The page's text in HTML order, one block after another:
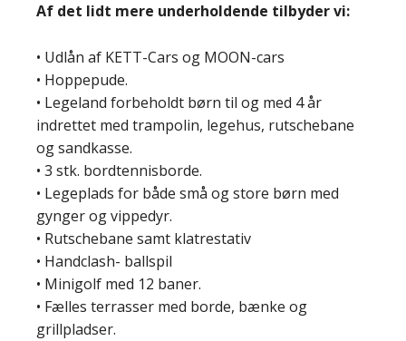
Af det lidt mere underholdende tilbyder vi:
• Udlån af KETT-Cars og MOON-cars
• Hoppepude.
• Legeland forbeholdt børn til og med 4 år
indrettet med trampolin, legehus, rutschebane
og sandkasse.
• 3 stk. bordtennisborde.
• Legeplads for både små og store børn med
gynger og vippedyr.
• Rutschebane samt klatrestativ
• Handclash- ballspil
• Minigolf med 12 baner.
• Fælles terrasser med borde, bænke og
grillpladser.